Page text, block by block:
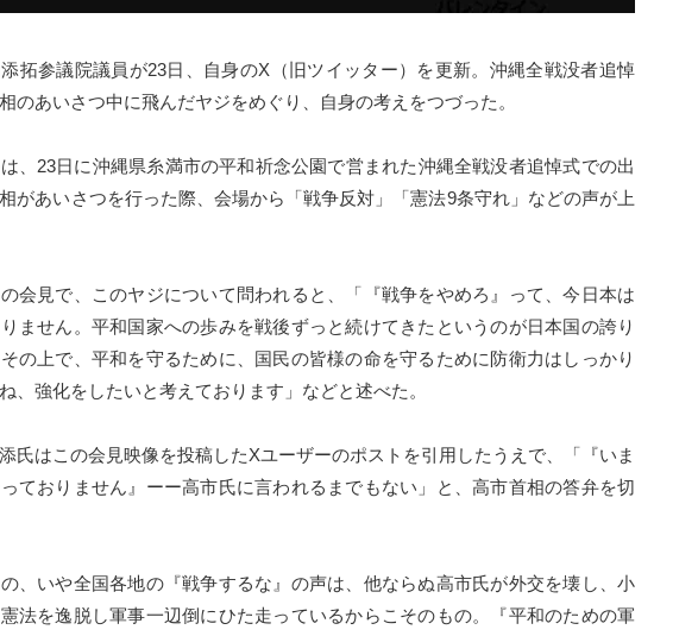
拓参議院議員が23日、自身のX（旧ツイッター）を更新。沖縄全戦没者追悼
のあいさつ中に飛んだヤジをめぐり、自身の考えをつづった。
、23日に沖縄県糸満市の平和祈念公園で営まれた沖縄全戦没者追悼式での出
があいさつを行った際、会場から「戦争反対」「憲法9条守れ」などの声が上
会見で、このヤジについて問われると、「『戦争をやめろ』って、今日本は
ません。平和国家への歩みを戦後ずっと続けてきたというのが日本国の誇り
の上で、平和を守るために、国民の皆様の命を守るために防衛力はしっかり
、強化をしたいと考えております」などと述べた。
氏はこの会見映像を投稿したXユーザーのポストを引用したうえで、「『いま
ておりません』ーー高市氏に言われるまでもない」と、高市首相の答弁を切
、いや全国各地の『戦争するな』の声は、他ならぬ高市氏が外交を壊し、小
法を逸脱し軍事一辺倒にひた走っているからこそのもの。『平和のための軍
記事を読む
記事を読む
記事を読む